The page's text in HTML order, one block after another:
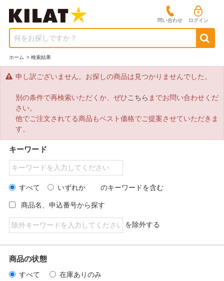
問い合わせ ログイン
何をお探しですか？
ホーム > 検索結果
申し訳ございません。お探しの商品は見つかりませんでした。
別の条件で再検索いただくか、ぜひこちら までお問い合わせくだ
さい。
他でご注文されてる商品もベスト価格でご提案させていただきま
す。
キーワード
すべて いずれか のキーワードを含む
商品名、申込番号から探す
を除外する
商品の状態
すべて 在庫ありのみ